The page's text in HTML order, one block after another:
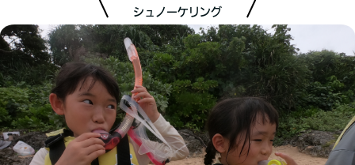
シュノーケリング